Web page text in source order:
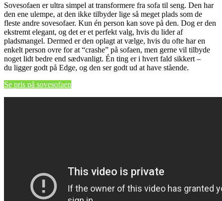
Sovesofaen er ultra simpel at transformere fra sofa til seng. Den har
den ene ulempe, at den ikke tilbyder lige så meget plads som de
fleste andre sovesofaer. Kun én person kan sove på den. Dog er den
ekstremt elegant, og det er et perfekt valg, hvis du lider af
pladsmangel. Dermed er den oplagt at vælge, hvis du ofte har en
enkelt person ovre for at “crashe” på sofaen, men gerne vil tilbyde
noget lidt bedre end sædvanligt. Én ting er i hvert fald sikkert –
du ligger godt på Edge, og den ser godt ud at have stående.
Se pris på sovesofaen